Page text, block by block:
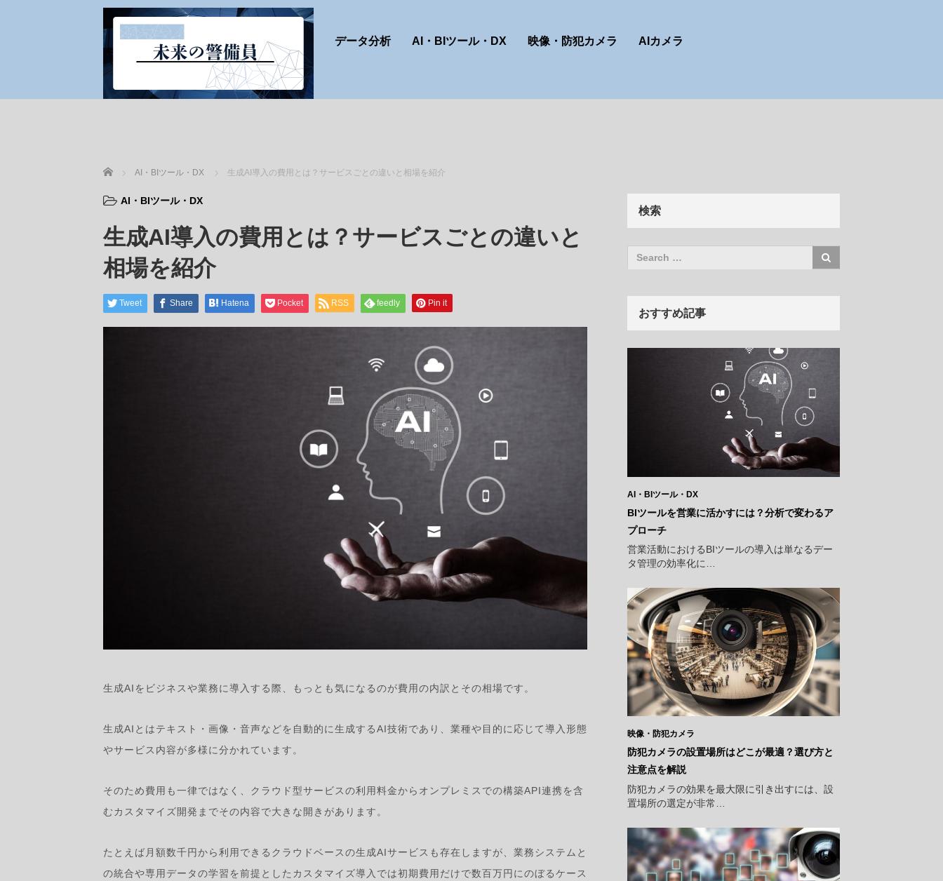
データ分析 AI・BIツール・DX 映像・防犯カメラ AIカメラ
ホーム AI・BIツール・DX 生成AI導入の費用とは？サービスごとの違いと相場を紹介
AI・BIツール・DX
生成AI導入の費用とは？サービスごとの違いと
相場を紹介
Tweet Share Hatena Pocket RSS feedly Pin it
生成AIをビジネスや業務に導入する際、もっとも気になるのが費用の内訳とその相場です。
生成AIとはテキスト・画像・音声などを自動的に生成するAI技術であり、業種や目的に応じて導入形態
やサービス内容が多様に分かれています。
そのため費用も一律ではなく、クラウド型サービスの利用料金からオンプレミスでの構築API連携を含
むカスタマイズ開発までその内容で大きな開きがあります。
たとえば月額数千円から利用できるクラウドベースの生成AIサービスも存在しますが、業務システムと
の統合や専用データの学習を前提としたカスタマイズ導入では初期費用だけで数百万円にのぼるケース
検索
おすすめ記事
AI・BIツール・DX
BIツールを営業に活かすには？分析で変わるア
プローチ
営業活動におけるBIツールの導入は単なるデー
タ管理の効率化に…
映像・防犯カメラ
防犯カメラの設置場所はどこが最適？選び方と
注意点を解説
防犯カメラの効果を最大限に引き出すには、設
置場所の選定が非常…